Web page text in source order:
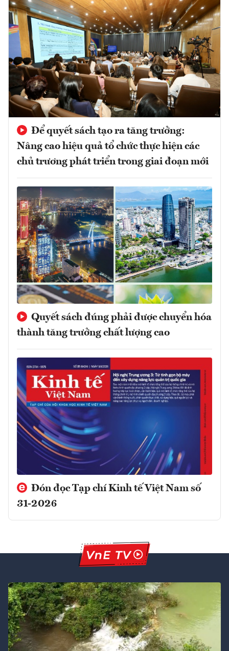
Để quyết sách tạo ra tăng trưởng:
Nâng cao hiệu quả tổ chức thực hiện các
chủ trương phát triển trong giai đoạn mới
Quyết sách đúng phải được chuyển hóa
thành tăng trưởng chất lượng cao
Đón đọc Tạp chí Kinh tế Việt Nam số
31-2026